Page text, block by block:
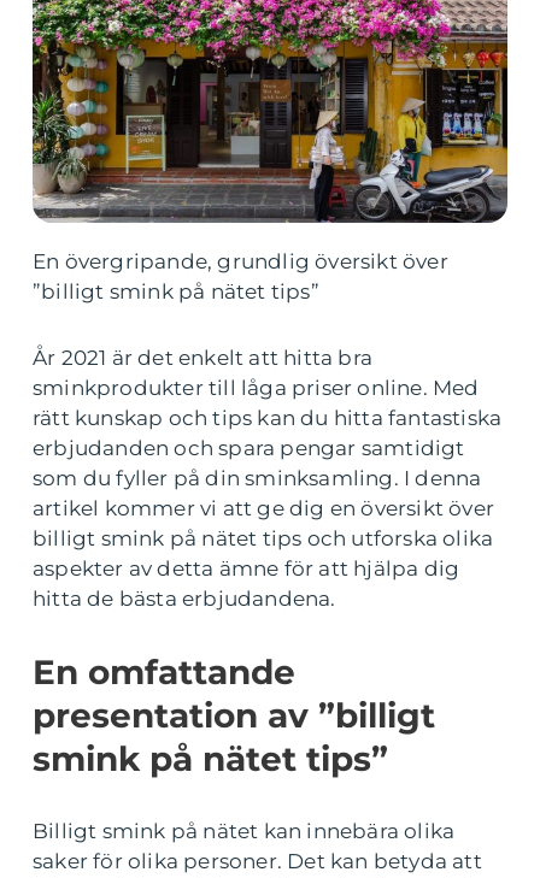
En övergripande, grundlig översikt över
”billigt smink på nätet tips”
År 2021 är det enkelt att hitta bra
sminkprodukter till låga priser online. Med
rätt kunskap och tips kan du hitta fantastiska
erbjudanden och spara pengar samtidigt
som du fyller på din sminksamling. I denna
artikel kommer vi att ge dig en översikt över
billigt smink på nätet tips och utforska olika
aspekter av detta ämne för att hjälpa dig
hitta de bästa erbjudandena.
En omfattande
presentation av ”billigt
smink på nätet tips”
Billigt smink på nätet kan innebära olika
saker för olika personer. Det kan betyda att